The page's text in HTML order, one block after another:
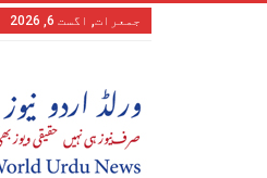
جمعرات, اگست 6, 2026